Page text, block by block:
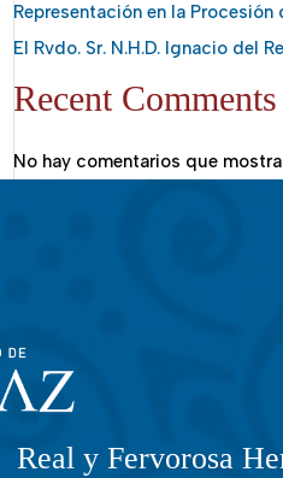
Representación en la
El Rvdo. Sr. N.H.D. Ignacio del
Recent Comments
No hay comentarios que
Real y Fervorosa